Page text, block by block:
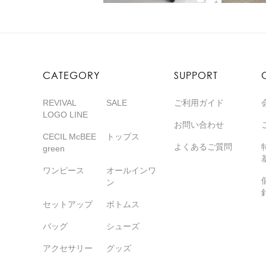
CATEGORY
REVIVAL
LOGO LINE
SALE
CECIL McBEE
green
トップス
ワンピース
オールインワ
ン
セットアップ ボトムス
バッグ シューズ
アクセサリー グッズ
SUPPORT
ご利用ガイド
お問い合わせ
よくあるご質問